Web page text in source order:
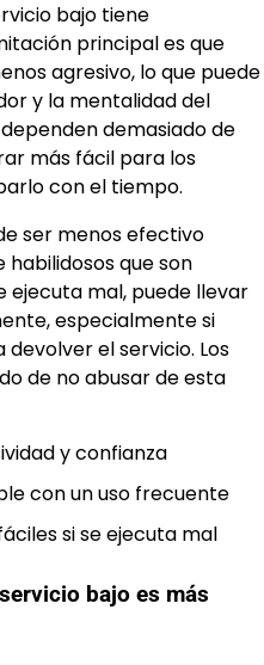
bajo tiene
principal es que
agresivo, lo que puede
y la mentalidad del
demasiado de
más fácil para los
con el tiempo.
ser menos efectivo
que son
ejecuta mal, puede llevar
especialmente si
el servicio. Los
de no abusar de esta
y confianza
con un uso frecuente
si se ejecuta mal
bajo es más